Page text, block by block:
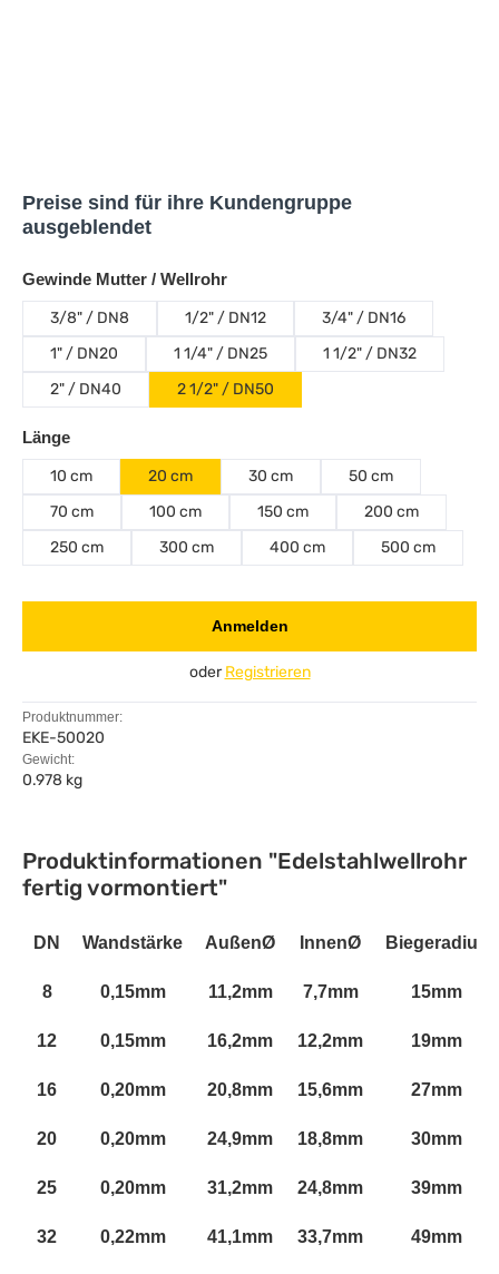
Preise sind für ihre Kundengruppe
ausgeblendet
Gewinde Mutter / Wellrohrauswählen
3/8" / DN8 1/2" / DN12
3/4" / DN16
1" / DN20
1 1/4" / DN25
1 1/2" / DN32
2" / DN40
2 1/2" / DN50
Längeauswählen
10 cm 20 cm 30 cm
50 cm
70 cm
100 cm 150 cm
200 cm
250 cm
300 cm 400 cm 500 cm
Anmelden
oderRegistrieren
Produktnummer:
EKE-50020
Gewicht:
0.978 kg
Produktinformationen "Edelstahlwellrohr
fertig vormontiert"
DN Wandstärke AußenØ InnenØ Biegeradius
8 0,15mm 11,2mm 7,7mm 15mm
12 0,15mm 16,2mm 12,2mm 19mm
16 0,20mm 20,8mm 15,6mm 27mm
20 0,20mm 24,9mm 18,8mm 30mm
25 0,20mm 31,2mm 24,8mm 39mm
32 0,22mm 41,1mm 33,7mm 49mm